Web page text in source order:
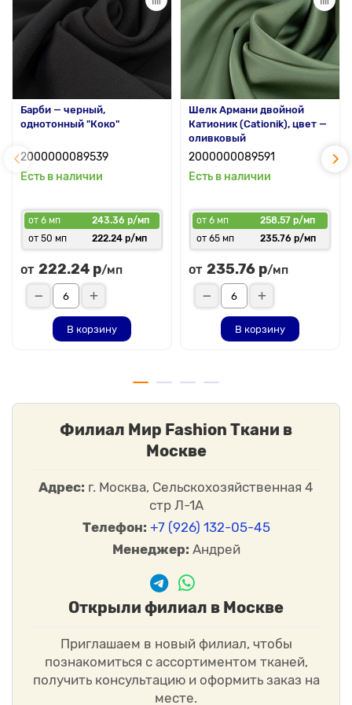
материалом шить оригинальные изделия – настоящее
вдохновение!
Барби — черный,
однотонный "Коко"
2000000089539
Есть в наличии
от 6 мп
243.36 р/мп
от 50 мп
222.24 р/мп
от 222.24 р/мп
В корзину
Шелк Армани двойной
Катионик (Cationik), цвет —
оливковый
2000000089591
Есть в наличии
от 6 мп
258.57 р/мп
от 65 мп
235.76 р/мп
от 235.76 р/мп
В корзину
Филиал Мир Fashion Ткани в
Москве
Адрес: г. Москва, Сельскохозяйственная 4
стр Л-1А
Телефон: +7 (926) 132-05-45
Менеджер: Андрей
Открыли филиал в Москве
Приглашаем в новый филиал, чтобы
познакомиться с ассортиментом тканей,
получить консультацию и оформить заказ на
месте.